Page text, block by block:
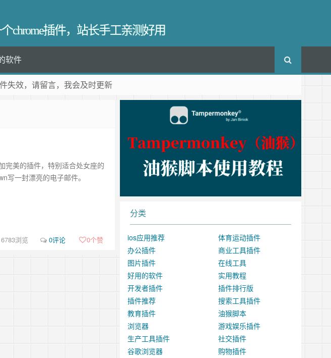
chrome插件，站长手工亲测好用
软件
失效，请留言，我会及时更新
完美的插件，特别适合处女座的
写一封漂亮的电子邮件。
6783浏览 0评论 0个赞
分类
ios应用推荐
体育运动插件
办公插件
商业工具插件
图片插件
在线工具
好用的软件
实用教程
开发者插件
插件排行版
插件推荐
搜索工具插件
教育插件
油猴脚本
浏览器
游戏娱乐插件
生产工具插件
社交插件
谷歌浏览器
购物插件